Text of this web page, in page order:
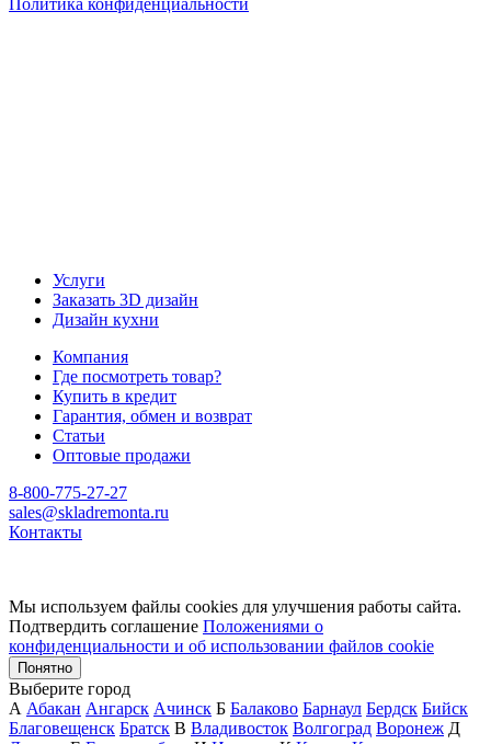
Политика конфиденциальности
Услуги
Заказать 3D дизайн
Дизайн кухни
Компания
Где посмотреть товар?
Купить в кредит
Гарантия, обмен и возврат
Статьи
Оптовые продажи
8-800-775-27-27
sales@skladremonta.ru
Контакты
Мы используем файлы cookies для улучшения работы сайта.
Подтвердить соглашение Положениями о
конфиденциальности и об использовании файлов cookie
Понятно
Выберите город
А Абакан Ангарск Ачинск Б Балаково Барнаул Бердск Бийск
Благовещенск Братск В Владивосток Волгоград Воронеж Д